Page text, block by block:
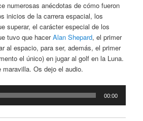
numerosas anécdotas de cómo fueron
inicios de la carrera espacial, los
superar, el carácter especial de los
tuvo que hacerAlan Shepard, el primer
al espacio, para ser, además, el primer
el único) en jugar al golf en la Luna.
Os dejo el audio.
00:00